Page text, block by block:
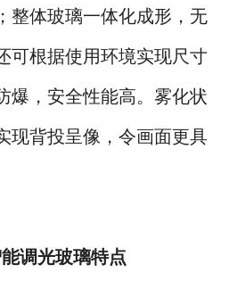
整体玻璃一体化成形，无
可根据使用环境实现尺寸
爆，安全性能高。雾化状
现背投呈像，令画面更具
调光玻璃特点